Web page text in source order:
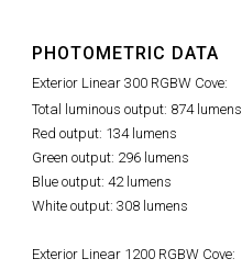
PHOTOMETRIC DATA
Exterior Linear 300 RGBW Cove:
Total luminous output: 874 lumens
Red output: 134 lumens
Green output: 296 lumens
Blue output: 42 lumens
White output: 308 lumens
Exterior Linear 1200 RGBW Cove: